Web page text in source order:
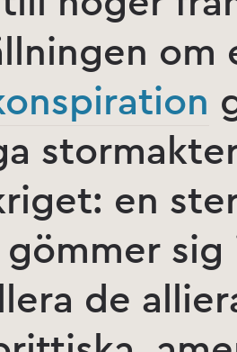
om
en
gömmer
de